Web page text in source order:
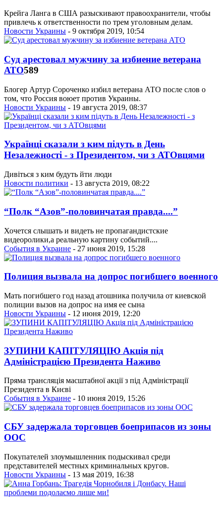
Крейга Ланга в США разыскивают правоохранители, чтобы
привлечь к ответственности по трем уголовным делам.
Новости Украины - 9 октября 2019, 10:54
Суд арестовал мужчину за избиение ветерана
АТО589
Блогер Артур Сороченко избил ветерана АТО после слов о
том, что Россия воюет против Украины.
Новости Украины - 19 августа 2019, 08:37
Українці сказали з ким підуть в День
Незалежності - з Президентом, чи з АТОвцями
Дивіться з ким будуть йти люди
Новости политики - 13 августа 2019, 08:22
“Полк “Азов”-половинчатая правда....”
Хочется слышать и видеть не пропагандистские
видеоролики,а реальную картину событий....
События в Украине - 27 июня 2019, 15:28
Полиция вызвала на допрос погибшего военного
Мать погибшего год назад атошника получила от киевской
полиции вызов на допрос на имя ее сына
Новости Украины - 12 июня 2019, 12:20
ЗУПИНИ КАПІТУЛЯЦІЮ Акція під
Адміністрацією Президента Наживо
Пряма трансляція масштабної акції з під Адміністрації
Президента в Києві
События в Украине - 10 июня 2019, 15:26
СБУ задержала торговцев боеприпасов из зоны
ООС
Покупателей злоумышленник подыскивал среди
представителей местных криминальных кругов.
Новости Украины - 13 мая 2019, 16:38